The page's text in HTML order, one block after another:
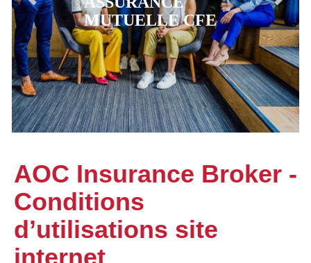
MUTUELLE CFE
AOC Insurance Broker -
Conditions
d’utilisations site